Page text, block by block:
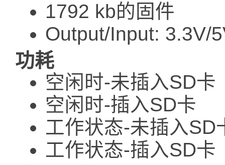
1792 kb的固件
Output/Input: 3.3V/
功耗
空闲时-未插入
空闲时-插入SD
工作状态-未插入
工作状态-插入SD